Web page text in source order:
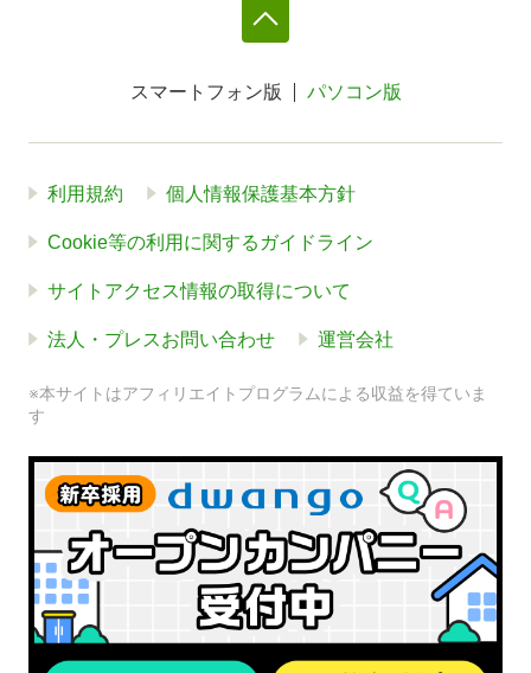
スマートフォン版 パソコン版
利用規約 個人情報保護基本方針
Cookie等の利用に関するガイドライン
サイトアクセス情報の取得について
法人・プレスお問い合わせ 運営会社
※本サイトはアフィリエイトプログラムによる収益を得ていま
す